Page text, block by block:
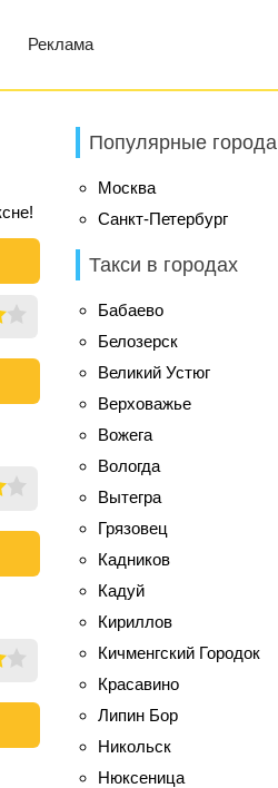
Реклама
Популярные города
Москва
Санкт-Петербург
Такси в городах
Бабаево
Белозерск
Великий Устюг
Верховажье
Вожега
Вологда
Вытегра
Грязовец
Кадников
Кадуй
Кириллов
Кичменгский Городок
Красавино
Липин Бор
Никольск
Нюксеница